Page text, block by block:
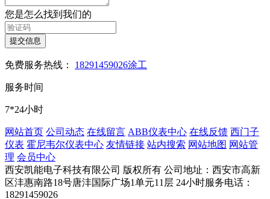
您是怎么找到我们的
提交信息
免费服务热线： 18291459026涂工
服务时间
7*24小时
网站首页 公司动态 在线留言 ABB仪表中心 在线反馈 西门子
仪表 霍尼韦尔仪表中心 友情链接 站内搜索 网站地图 网站管
理 会员中心
西安凯能电子科技有限公司 版权所有 公司地址：西安市高新
区沣惠南路18号唐沣国际广场1单元11层 24小时服务电话：
18291459026